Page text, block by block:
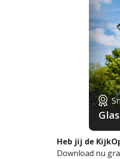
Heb jij de
Download nu